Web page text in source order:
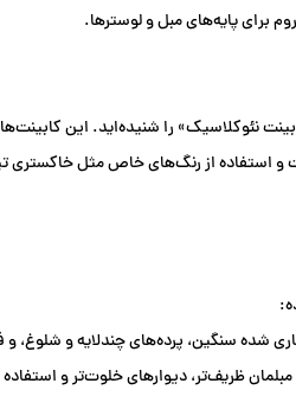
برای پایه‌های مبل و لوسترها.
نئوکلاسیک»
از رنگ‌های خاص مثل خاکستری
شده سنگین، پرده‌های چندلایه و شلوغ،
ظریف‌تر، دیوارهای خلوت‌تر و